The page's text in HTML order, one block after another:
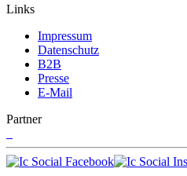
Links
Impressum
Datenschutz
B2B
Presse
E-Mail
Partner